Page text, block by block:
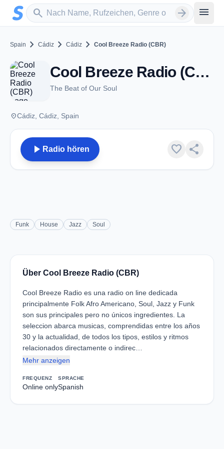
Zum Hauptinhalt springen
search
Sender suchen arrow_forward menu
Spain chevron_right Cádiz chevron_right Cádiz chevron_right Cool Breeze Radio (CBR)
Cool Breeze Radio (CBR) - Cádiz
The Beat of Our Soul
placeCádiz, Cádiz, Spain
play_arrow Radio hören favorite share
Funk House Jazz Soul
Über Cool Breeze Radio (CBR)
Cool Breeze Radio es una radio on line dedicada
principalmente Folk Afro Americano, Soul, Jazz y Funk
son sus principales pero no únicos ingredientes. La
seleccion abarca musicas, comprendidas entre los años
30 y la actualidad, de todos los tipos, estilos y ritmos
relacionados directamente o indirec…
Mehr anzeigen
FREQUENZ
Online only
SPRACHE
Spanish